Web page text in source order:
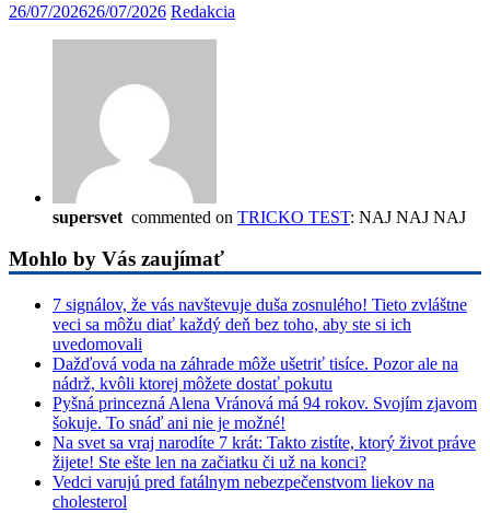
26/07/202626/07/2026 Redakcia
supersvet commented on TRICKO TEST: NAJ NAJ NAJ
Mohlo by Vás zaujímať
7 signálov, že vás navštevuje duša zosnulého! Tieto zvláštne
veci sa môžu diať každý deň bez toho, aby ste si ich
uvedomovali
Dažďová voda na záhrade môže ušetriť tisíce. Pozor ale na
nádrž, kvôli ktorej môžete dostať pokutu
Pyšná princezná Alena Vránová má 94 rokov. Svojím zjavom
šokuje. To snáď ani nie je možné!
Na svet sa vraj narodíte 7 krát: Takto zistíte, ktorý život práve
žijete! Ste ešte len na začiatku či už na konci?
Vedci varujú pred fatálnym nebezpečenstvom liekov na
cholesterol